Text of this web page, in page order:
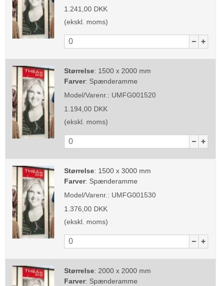
1.241,00 DKK
(ekskl. moms)
Størrelse: 1500 x 2000 mm
Farver: Spænderamme
Model/Varenr.: UMFG001520
1.194,00 DKK
(ekskl. moms)
Størrelse: 1500 x 3000 mm
Farver: Spænderamme
Model/Varenr.: UMFG001530
1.376,00 DKK
(ekskl. moms)
Størrelse: 2000 x 2000 mm
Farver: Spænderamme